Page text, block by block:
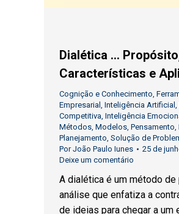
Dialética …
Características e
Cognição e Conhecimento,
Empresarial , Inteligência Artificial ,
Competitiva, Inteligência
Métodos, Modelos, Pensamento,
Planejamento, Solução de
PorJoão Paulo Iunes
25 de
Deixe um comentário
A dialética é um método
análise que enfatiza a
de ideias para chegar a um